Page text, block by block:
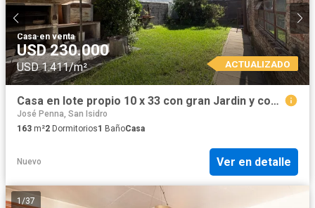
Casa·en venta
USD 230.000
USD 1.411/m² ACTUALIZADO
Casa en lote propio 10 x 33 con gran Jardin y cochera. Martinez zona Unicenter
José Penna, San Isidro
163 m²2 Dormitorios1 BañoCasa
Nuevo Ver en detalle
1 /37